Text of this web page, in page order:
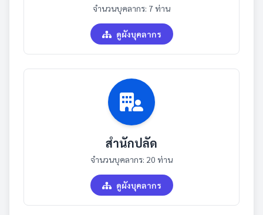
จำนวนบุคลากร: 7 ท่าน
ดูผังบุคลากร
สำนักปลัด
จำนวนบุคลากร: 20 ท่าน
ดูผังบุคลากร